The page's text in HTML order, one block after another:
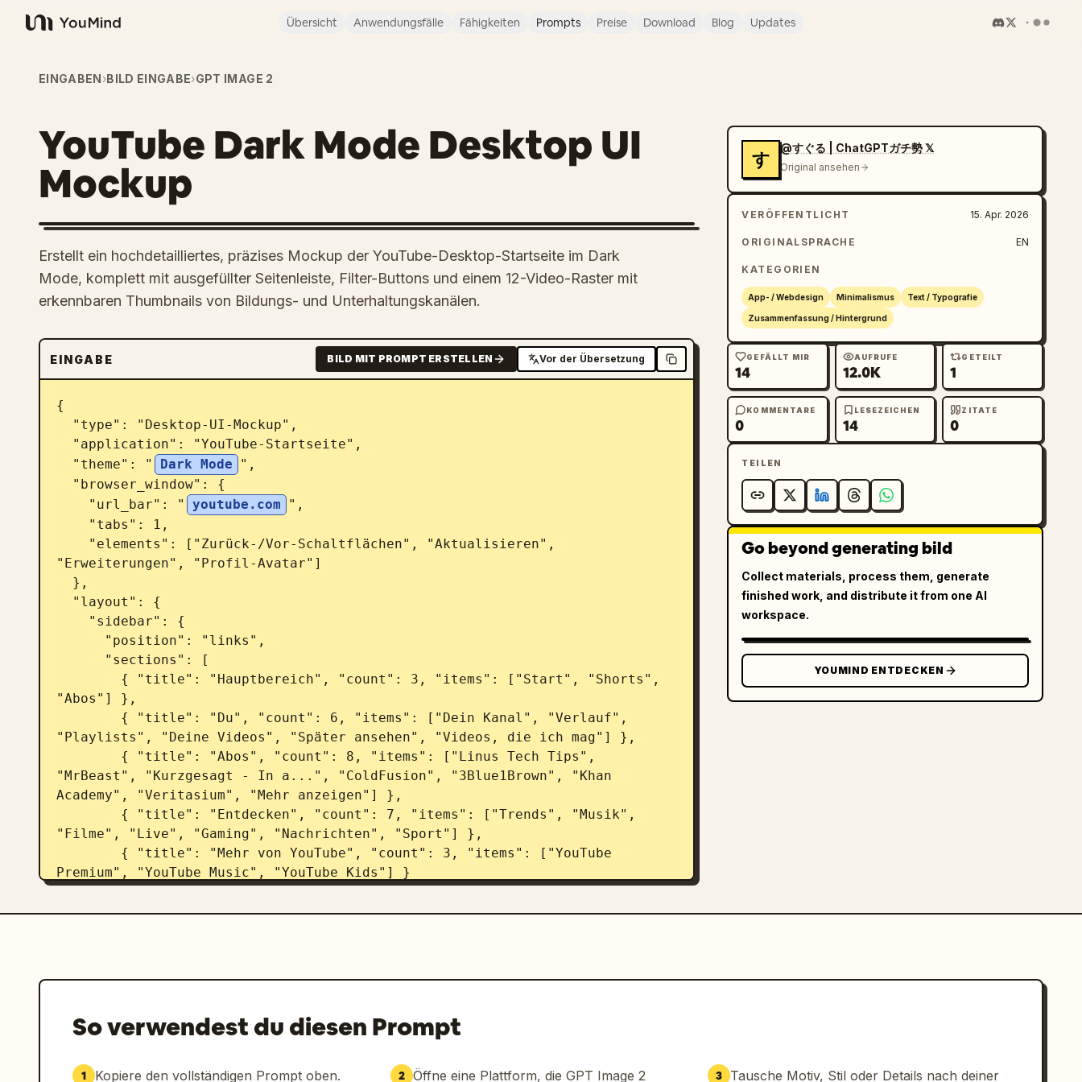
YouMind
Übersicht Anwendungsfälle Fähigkeiten Prompts Preise Download Blog Updates
EINGABEN›BILD EINGABE›GPT IMAGE 2
YouTube Dark Mode Desktop UI
Mockup
Erstellt ein hochdetailliertes, präzises Mockup der YouTube-Desktop-Startseite im Dark
Mode, komplett mit ausgefüllter Seitenleiste, Filter-Buttons und einem 12-Video-Raster mit
erkennbaren Thumbnails von Bildungs- und Unterhaltungskanälen.
EINGABE BILD MIT PROMPT ERSTELLEN Vor der Übersetzung
{
  "theme": "
Dark Mode
",
    "url_bar": "
youtube.com
",
"Erweiterungen", "Profil-Avatar"]
"Abos"] },
"Playlists", "Deine Videos", "Später ansehen", "Videos, die ich mag"] },
"MrBeast", "Kurzgesagt - In a...", "ColdFusion", "3Blue1Brown", "Khan
Academy", "Veritasium", "Mehr anzeigen"] },
"Filme", "Live", "Gaming", "Nachrichten", "Sport"] },
Premium", "YouTube Music", "YouTube Kids"] }
    },
    "video_grid": {
      "count": 12,
す
@すぐる | ChatGPTガチ勢 𝕏
Original ansehen
VERÖFFENTLICHT 15. Apr. 2026
ORIGINALSPRACHE EN
KATEGORIEN
App- / Webdesign Minimalismus Text / Typografie
Zusammenfassung / Hintergrund
GEFÄLLT MIR
14
AUFRUFE
12.0K
GETEILT
1
KOMMENTARE
0
LESEZEICHEN
14
ZITATE
0
TEILEN
Go beyond generating bild
Collect materials, process them, generate
finished work, and distribute it from one AI
workspace.
YOUMIND ENTDECKEN
So verwendest du diesen Prompt
1 Kopiere den vollständigen Prompt oben. 2 Öffne eine Plattform, die GPT Image 2
3
Tausche Motiv, Stil oder Details nach deiner